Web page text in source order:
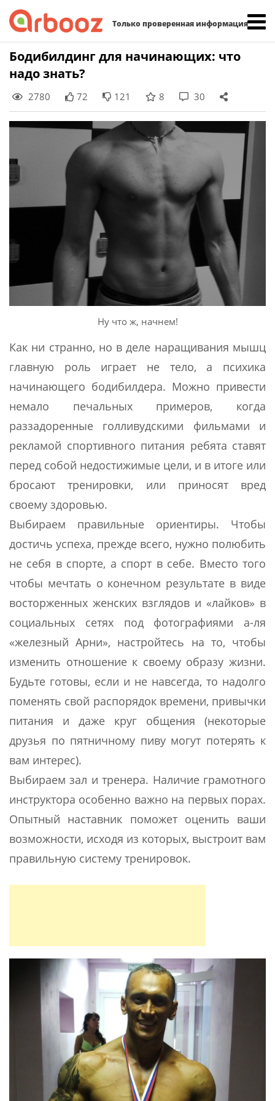
Только проверенная информация
Skip
content
Бодибилдинг для начинающих: что
надо знать?
2780 72 121 8 30
Ну что ж, начнем!
Как ни странно, но в деле наращивания мышц
главную роль играет не тело, а психика
начинающего бодибилдера. Можно привести
немало печальных примеров, когда
раззадоренные голливудскими фильмами и
рекламой спортивного питания ребята ставят
перед собой недостижимые цели, и в итоге или
бросают тренировки, или приносят вред
своему здоровью.
Выбираем правильные ориентиры. Чтобы
достичь успеха, прежде всего, нужно полюбить
не себя в спорте, а спорт в себе. Вместо того
чтобы мечтать о конечном результате в виде
восторженных женских взглядов и «лайков» в
социальных сетях под фотографиями а-ля
«железный Арни», настройтесь на то, чтобы
изменить отношение к своему образу жизни.
Будьте готовы, если и не навсегда, то надолго
поменять свой распорядок времени, привычки
питания и даже круг общения (некоторые
друзья по пятничному пиву могут потерять к
вам интерес).
Выбираем зал и тренера. Наличие грамотного
инструктора особенно важно на первых порах.
Опытный наставник поможет оценить ваши
возможности, исходя из которых, выстроит вам
правильную систему тренировок.
Найти: